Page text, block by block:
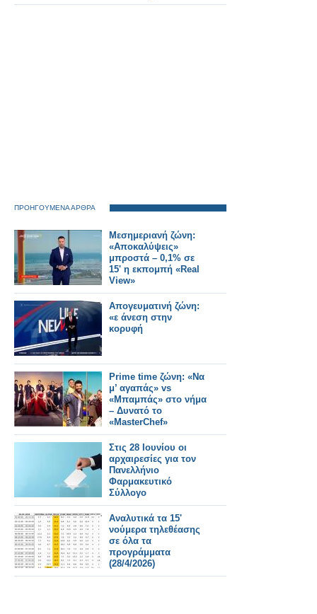
στην Ελλάδα.
ΠΡΟΗΓΟΥΜΕΝΑ ΑΡΘΡΑ
Μεσημεριανή ζώνη:
«Αποκαλύψεις»
μπροστά – 0,1% σε
15' η εκπομπή «Real
View»
Απογευματινή ζώνη:
«ε άνεση στην
κορυφή
Prime time ζώνη: «Να
μ’ αγαπάς» vs
«Μπαμπάς» στο νήμα
– Δυνατό το
«MasterChef»
Στις 28 Ιουνίου οι
αρχαιρεσίες για τον
Πανελλήνιο
Φαρμακευτικό
Σύλλογο
Αναλυτικά τα 15'
νούμερα τηλεθέασης
σε όλα τα
προγράμματα
(28/4/2026)